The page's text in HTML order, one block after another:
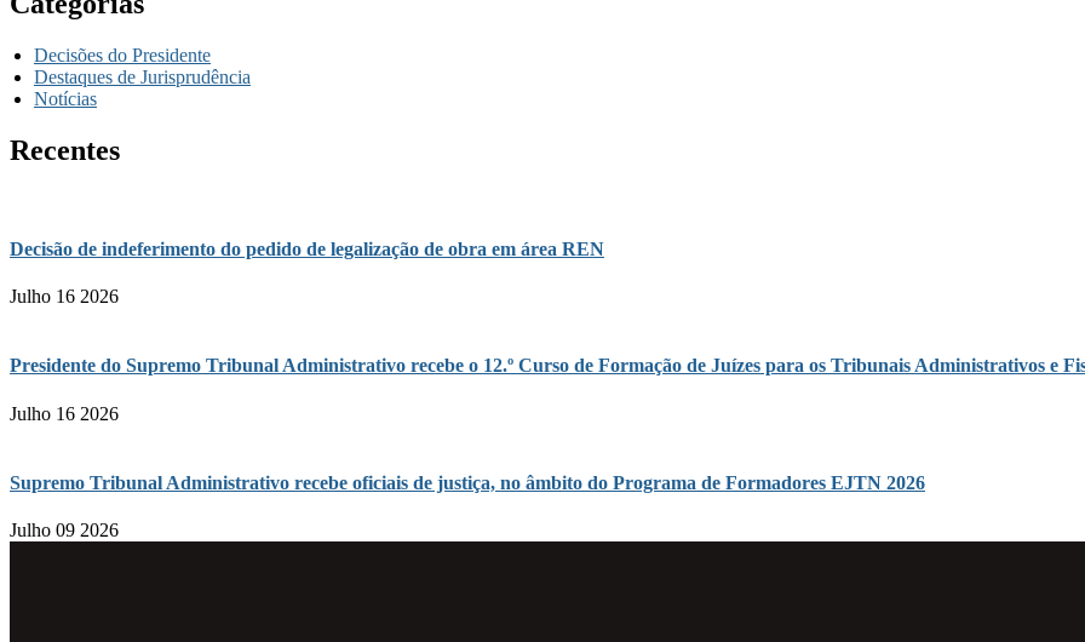
Decisões do Presidente
Destaques de Jurisprudência
Notícias
Recentes
Decisão de indeferimento do pedido de legalização de obra em área REN
Julho 16 2026
Presidente do Supremo Tribunal Administrativo recebe o 12.º Curso de Formação de Juízes para os Tribunais Administrativos e
Julho 16 2026
Supremo Tribunal Administrativo recebe oficiais de justiça, no âmbito do Programa de Formadores EJTN 2026
Julho 09 2026